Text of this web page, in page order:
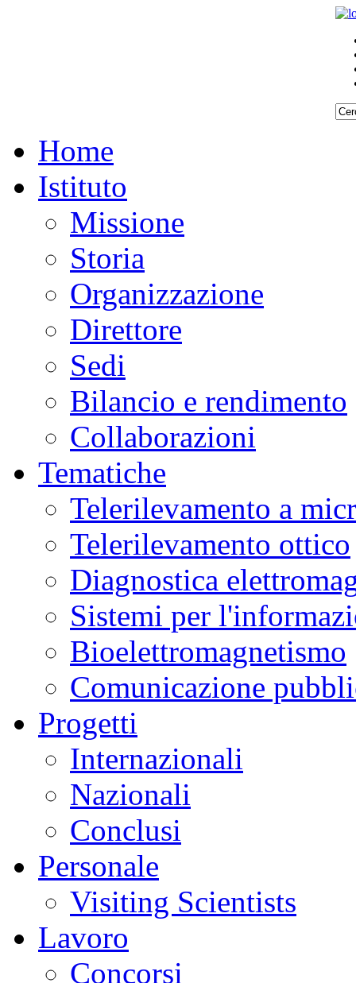
Home
Istituto
Missione
Storia
Organizzazione
Direttore
Sedi
Bilancio e rendimento
Collaborazioni
Tematiche
Telerilevamento a
Telerilevamento ottico
Diagnostica
Sistemi per
Bioelettromagnetismo
Comunicazione
Progetti
Internazionali
Nazionali
Conclusi
Personale
Visiting Scientists
Lavoro
Concorsi